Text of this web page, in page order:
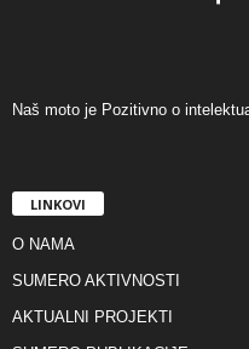
Naš moto je Pozitivno o
LINKOVI
O NAMA
SUMERO AKTIVNOSTI
AKTUALNI PROJEKTI